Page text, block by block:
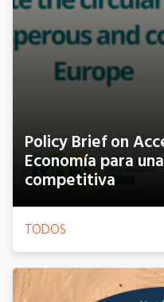
Policy Brief on
Economía para
competitiva
TODOS